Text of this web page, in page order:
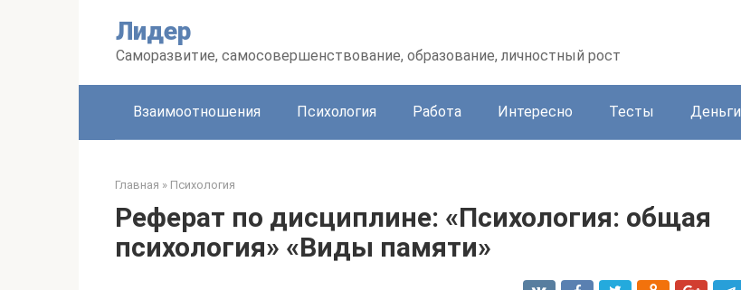
Лидер
Саморазвитие, самосовершенствование, образование, личностный рост
Взаимоотношения Психология Работа Интересно Тесты Деньги
Главная » Психология
Реферат по дисциплине: «Психология: общая
психология» «Виды памяти»